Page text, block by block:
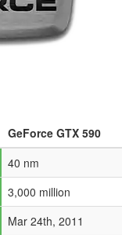
GeForce GTX 590
40 nm
3,000 million
Mar 24th, 2011